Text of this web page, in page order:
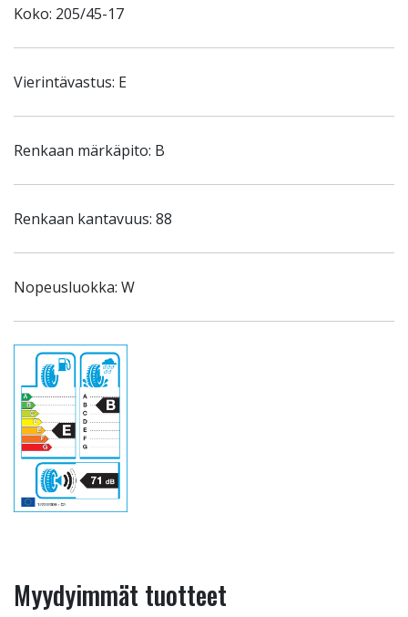
Koko: 205/45-17
Vierintävastus: E
Renkaan märkäpito: B
Renkaan kantavuus: 88
Nopeusluokka: W
Myydyimmät tuotteet